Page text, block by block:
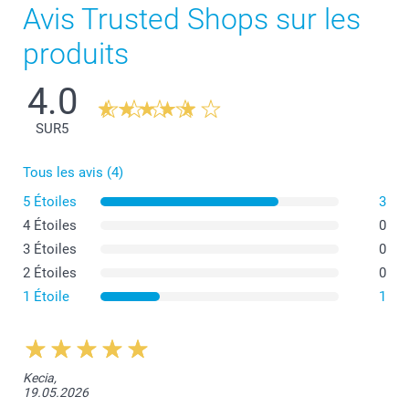
Quelles sont les dimensions exactes du Chocotelegram
Avis Trusted Shops sur les
produits
4.0
SUR5
Tous les avis (4)
5 Étoiles
3
4 Étoiles
0
3 Étoiles
0
2 Étoiles
0
1 Étoile
1
Kecia,
19.05.2026